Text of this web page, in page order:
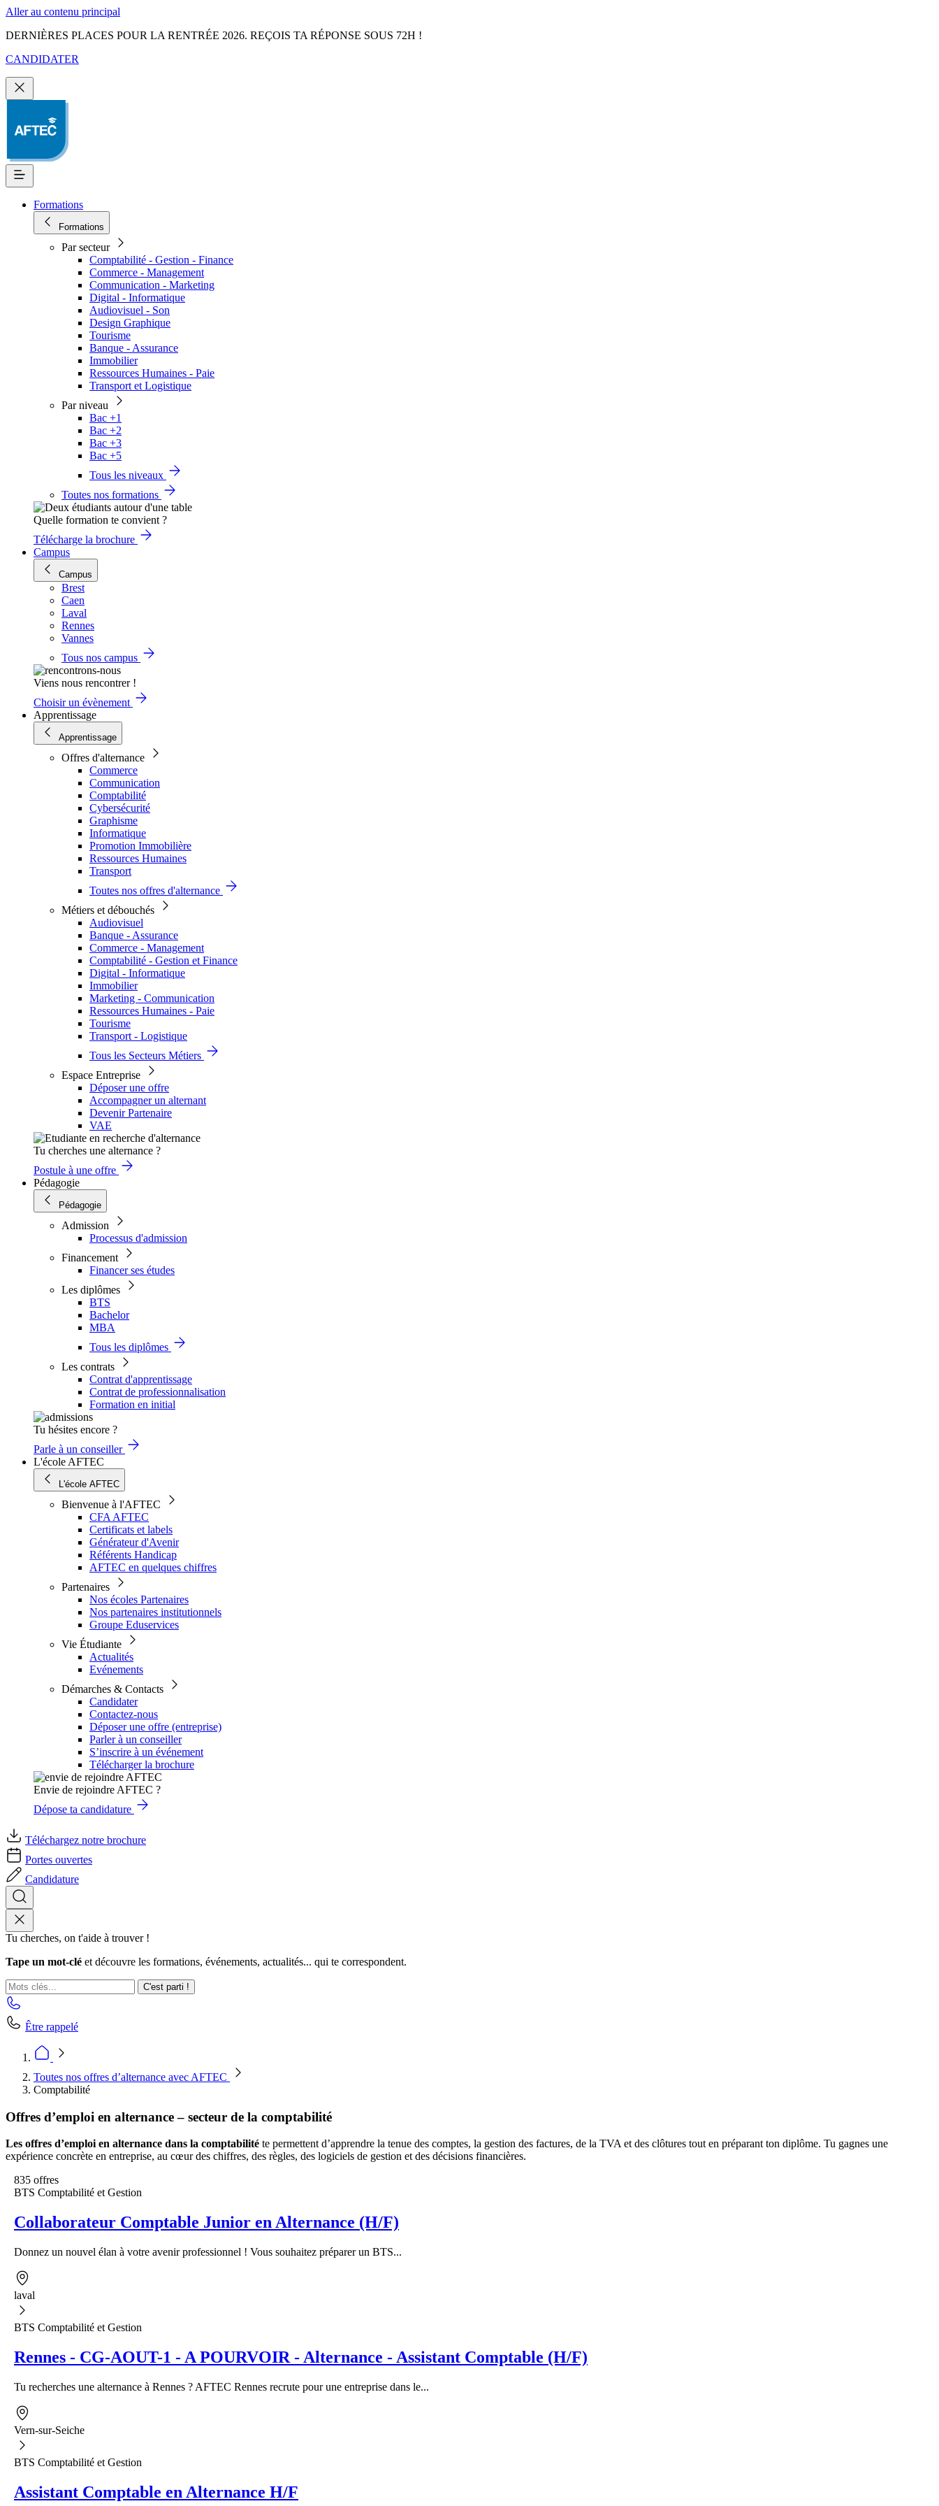
Aller au contenu principal
DERNIÈRES PLACES POUR LA RENTRÉE 2026. REÇOIS TA RÉPONSE SOUS 72H !
CANDIDATER
Formations
Formations
Par secteur
Comptabilité - Gestion - Finance
Commerce - Management
Communication - Marketing
Digital - Informatique
Audiovisuel - Son
Design Graphique
Tourisme
Banque - Assurance
Immobilier
Ressources Humaines - Paie
Transport et Logistique
Par niveau
Bac +1
Bac +2
Bac +3
Bac +5
Tous les niveaux
Toutes nos formations
Quelle formation te convient ?
Télécharge la brochure
Campus
Campus
Brest
Caen
Laval
Rennes
Vannes
Tous nos campus
Viens nous rencontrer !
Choisir un évènement
Apprentissage
Apprentissage
Offres d'alternance
Commerce
Communication
Comptabilité
Cybersécurité
Graphisme
Informatique
Promotion Immobilière
Ressources Humaines
Transport
Toutes nos offres d'alternance
Métiers et débouchés
Audiovisuel
Banque - Assurance
Commerce - Management
Comptabilité - Gestion et Finance
Digital - Informatique
Immobilier
Marketing - Communication
Ressources Humaines - Paie
Tourisme
Transport - Logistique
Tous les Secteurs Métiers
Espace Entreprise
Déposer une offre
Accompagner un alternant
Devenir Partenaire
VAE
Tu cherches une alternance ?
Postule à une offre
Pédagogie
Pédagogie
Admission
Processus d'admission
Financement
Financer ses études
Les diplômes
BTS
Bachelor
MBA
Tous les diplômes
Les contrats
Contrat d'apprentissage
Contrat de professionnalisation
Formation en initial
Tu hésites encore ?
Parle à un conseiller
L'école AFTEC
L'école AFTEC
Bienvenue à l'AFTEC
CFA AFTEC
Certificats et labels
Générateur d'Avenir
Référents Handicap
AFTEC en quelques chiffres
Partenaires
Nos écoles Partenaires
Nos partenaires institutionnels
Groupe Eduservices
Vie Étudiante
Actualités
Evénements
Démarches & Contacts
Candidater
Contactez-nous
Déposer une offre (entreprise)
Parler à un conseiller
S’inscrire à un événement
Télécharger la brochure
Envie de rejoindre AFTEC ?
Dépose ta candidature
Téléchargez notre brochure
Portes ouvertes
Candidature
Tu cherches, on t'aide à trouver !
Tape un mot-clé et découvre les formations, événements, actualités... qui te correspondent.
C'est parti !
Être rappelé
Toutes nos offres d’alternance avec AFTEC
Comptabilité
Offres d’emploi en alternance – secteur de la comptabilité
Les offres d’emploi en alternance dans la comptabilité te permettent d’apprendre la tenue des comptes, la gestion des factures, de la TVA et des clôtures tout en préparant ton diplôme. Tu gagnes une
expérience concrète en entreprise, au cœur des chiffres, des règles, des logiciels de gestion et des décisions financières.
835 offres
BTS Comptabilité et Gestion
Collaborateur Comptable Junior en Alternance (H/F)
Donnez un nouvel élan à votre avenir professionnel ! Vous souhaitez préparer un BTS...
laval
BTS Comptabilité et Gestion
Rennes - CG-AOUT-1 - A POURVOIR - Alternance - Assistant Comptable (H/F)
Tu recherches une alternance à Rennes ? AFTEC Rennes recrute pour une entreprise dans le...
Vern-sur-Seiche
BTS Comptabilité et Gestion
Assistant Comptable en Alternance H/F